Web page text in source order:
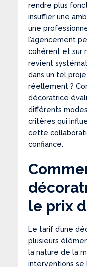
rendre plus
insuffler une
une
l’agencement
cohérent et sur
revient
dans un tel
réellement ?
décoratrice
différents
critères qui
cette
confiance.
le prix
Le tarif d’une
plusieurs
la nature de la
interventions se